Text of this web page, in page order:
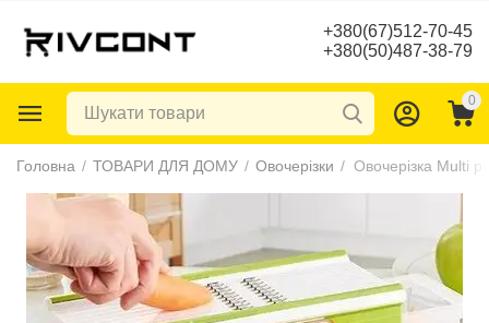
+380(67)512-70-45
+380(50)487-38-79
0
Головна / ТОВАРИ ДЛЯ ДОМУ / Овочерізки / Овочерізка Multi